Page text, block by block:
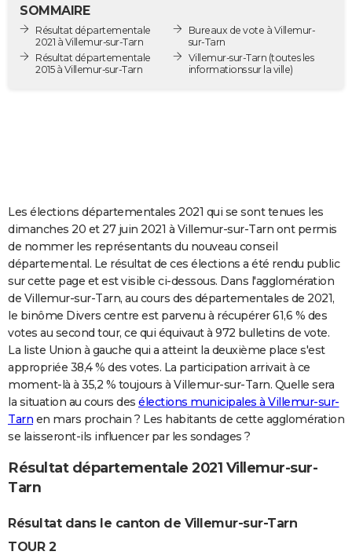
Destinations
City break
Voyage nature
Voyage de noces
Forum
Climat
GUIDES D'ACHAT
COPAINS D'AVANT
AVIS DE DÉCÈS
FORUM
Bricolage
Lifestyle
Culture
Sport
Auto
Television
Voyage
Cinema
SOMMAIRE
Résultat départementale
2021 à Villemur-sur-Tarn
Résultat départementale
2015 à Villemur-sur-Tarn
Bureaux de vote à Villemur-
sur-Tarn
Villemur-sur-Tarn (toutes les
informations sur la ville)
Les élections départementales 2021 qui se sont tenues les
dimanches 20 et 27 juin 2021 à Villemur-sur-Tarn ont permis
de nommer les représentants du nouveau conseil
départemental. Le résultat de ces élections a été rendu public
sur cette page et est visible ci-dessous. Dans l'agglomération
de Villemur-sur-Tarn, au cours des départementales de 2021,
le binôme Divers centre est parvenu à récupérer 61,6 % des
votes au second tour, ce qui équivaut à 972 bulletins de vote.
La liste Union à gauche qui a atteint la deuxième place s'est
appropriée 38,4 % des votes. La participation arrivait à ce
moment-là à 35,2 % toujours à Villemur-sur-Tarn. Quelle sera
la situation au cours des élections municipales à Villemur-sur-
Tarn en mars prochain ? Les habitants de cette agglomération
se laisseront-ils influencer par les sondages ?
Résultat départementale 2021 Villemur-sur-
Tarn
Résultat dans le canton de Villemur-sur-Tarn
TOUR 2